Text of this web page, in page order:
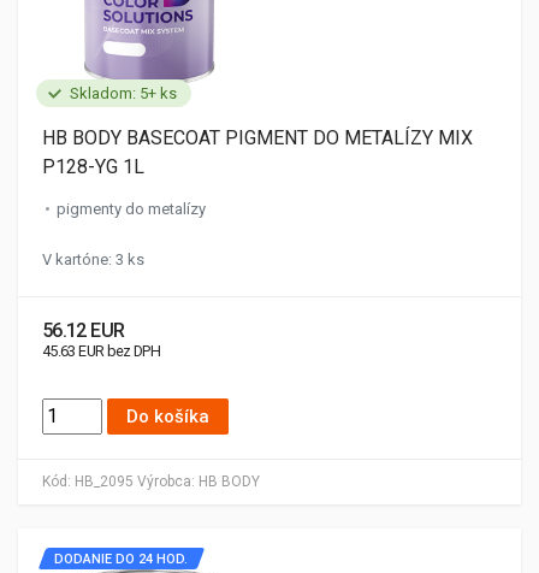
Skladom: 5+ ks
Kód: HB_2095 Výrobca: HB BODY
HB BODY BASECOAT PIGMENT DO METALÍZY MIX
P128-YG 1L
pigmenty do metalízy
V kartóne: 3 ks
56.12 EUR
45.63 EUR bez DPH
Do košíka
DODANIE DO 24 HOD.